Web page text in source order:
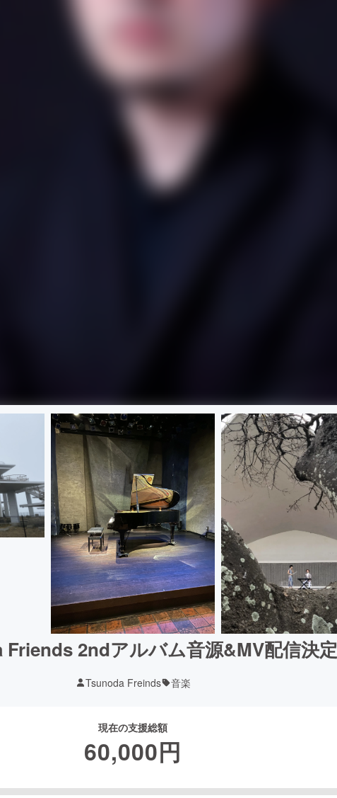
Friends 2ndアルバム音源&MV配信決定
Tsunoda Freinds 音楽
現在の支援総額
60,000円